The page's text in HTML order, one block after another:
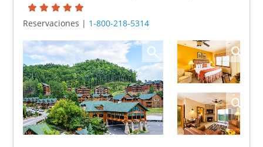
Reservaciones | 1-800-218-5314